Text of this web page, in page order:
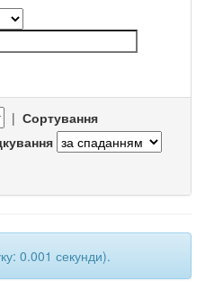
| Сортування
0.001 секунди).